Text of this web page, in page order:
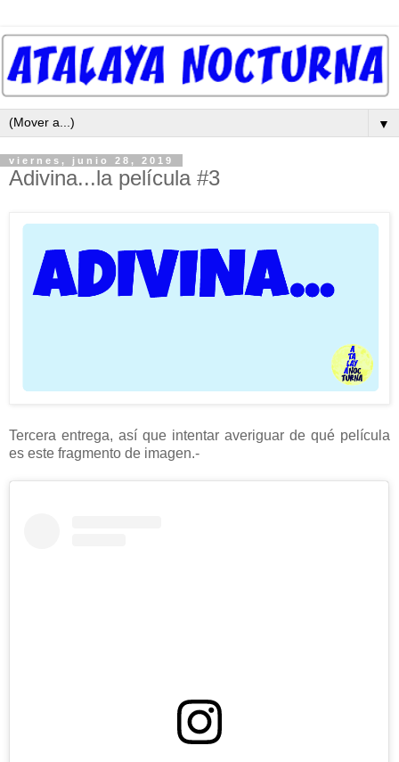
▼
viernes, junio 28, 2019
Adivina...la película #3
Tercera entrega, así que intentar averiguar de qué película
es este fragmento de imagen.-